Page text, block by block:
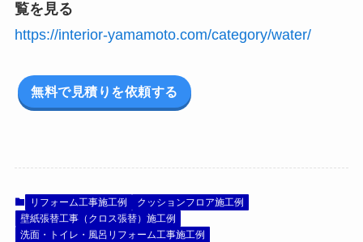
覧を見る
https://interior-yamamoto.com/category/water/
無料で見積りを依頼する
リフォーム工事施工例
クッションフロア施工例
壁紙張替工事（クロス張替）施工例
洗面・トイレ・風呂リフォーム工事施工例